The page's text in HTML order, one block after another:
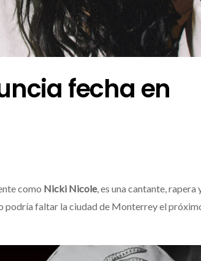
fecha en
como Nicki Nicole, es una cantante,
podría faltar la ciudad de Monterrey el